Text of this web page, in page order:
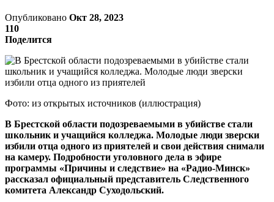
Опубликовано Окт 28, 2023
110
Поделится
Фото: из открытых источников (иллюстрация)
В Брестской области подозреваемыми в убийстве стали
школьник и учащийся колледжа. Молодые люди зверски
избили отца одного из приятелей и свои действия снимали
на камеру. Подробности уголовного дела в эфире
программы «Причины и следствие» на «Радио-Минск»
рассказал официальный представитель Следственного
комитета Александр Суходольский.